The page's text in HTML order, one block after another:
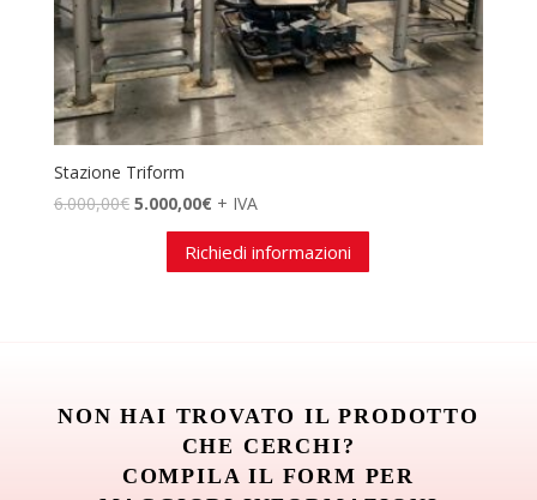
Stazione Triform
6.000,00€ Il
prezzo
originale
5.000,00€Il
prezzo
attuale
+ IVA
Richiedi informazioni
NON HAI TROVATO IL PRODOTTO
CHE CERCHI?
COMPILA IL FORM PER